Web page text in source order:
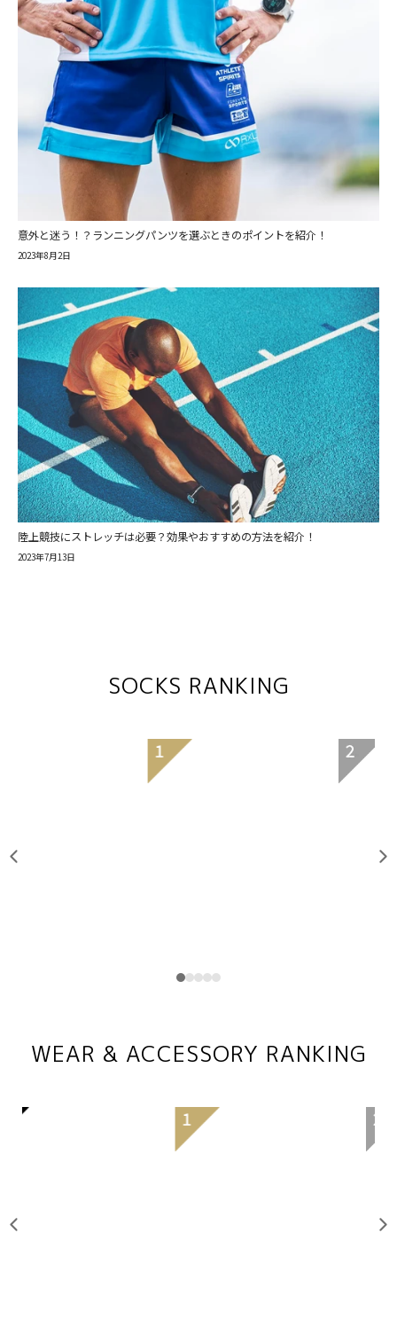
意外と迷う！？ランニングパンツを選ぶときのポイントを紹介！
2023年8月2日
陸上競技にストレッチは必要？効果やおすすめの方法を紹介！
2023年7月13日
SOCKS RANKING
WEAR & ACCESSORY RANKING